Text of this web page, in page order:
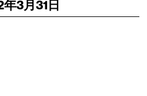
3月31日